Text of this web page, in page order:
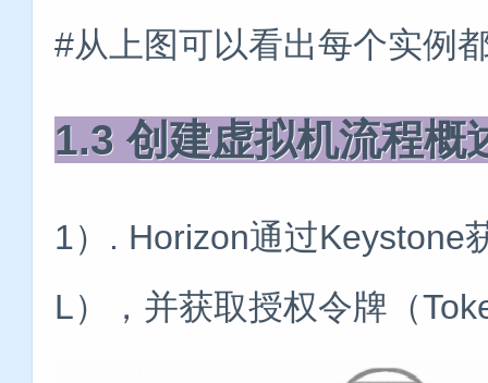
#从上图可以看出每个实例
1.3 创建虚拟机流程概
1）. Horizon通过Keystone
L），并获取授权令牌（